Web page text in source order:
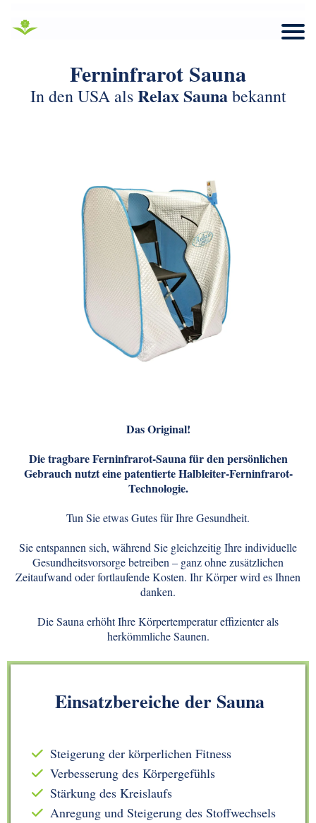
Ferninfrarot Sauna
In den USA alsRelax Saunabekannt
Das Original!
Die tragbare Ferninfrarot-Sauna für den persönlichen
Gebrauch nutzt eine patentierte Halbleiter-Ferninfrarot-
Technologie.
Tun Sie etwas Gutes für Ihre Gesundheit.
Sie entspannen sich, während Sie gleichzeitig Ihre individuelle
Gesundheitsvorsorge betreiben – ganz ohne zusätzlichen
Zeitaufwand oder fortlaufende Kosten. Ihr Körper wird es Ihnen
danken.
Die Sauna erhöht Ihre Körpertemperatur effizienter als
herkömmliche Saunen.
Einsatzbereiche der Sauna
Steigerung der körperlichen Fitness
Verbesserung des Körpergefühls
Stärkung des Kreislaufs
Anregung und Steigerung des Stoffwechsels